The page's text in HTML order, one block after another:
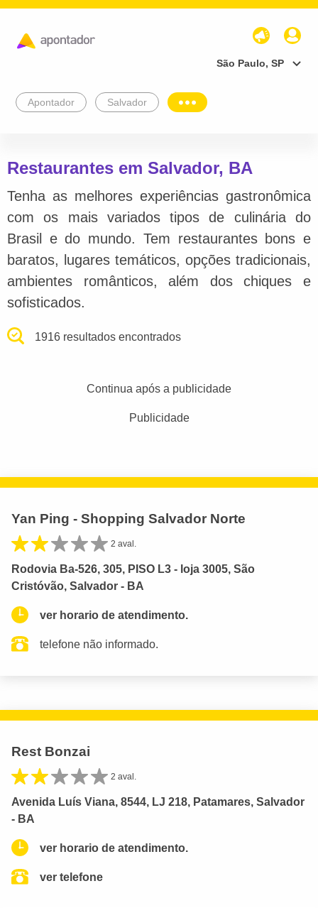
São Paulo, SP
Apontador Salvador
Restaurantes em Salvador, BA
Tenha as melhores experiências gastronômica
com os mais variados tipos de culinária do
Brasil e do mundo. Tem restaurantes bons e
baratos, lugares temáticos, opções tradicionais,
ambientes românticos, além dos chiques e
sofisticados.
1916 resultados encontrados
Continua após a publicidade
Publicidade
Yan Ping - Shopping Salvador Norte
2 aval.
Rodovia Ba-526, 305, PISO L3 - loja 3005, São
Cristóvão, Salvador - BA
ver horario de atendimento.
telefone não informado.
Rest Bonzai
2 aval.
Avenida Luís Viana, 8544, LJ 218, Patamares, Salvador
- BA
ver horario de atendimento.
ver telefone